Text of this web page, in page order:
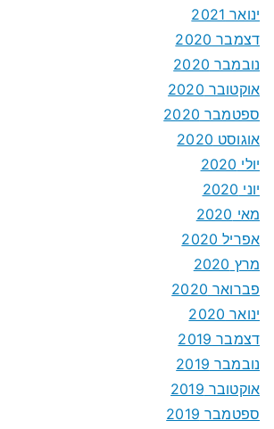
ינואר 2021
דצמבר 2020
נובמבר 2020
אוקטובר 2020
ספטמבר 2020
אוגוסט 2020
יולי 2020
יוני 2020
מאי 2020
אפריל 2020
מרץ 2020
פברואר 2020
ינואר 2020
דצמבר 2019
נובמבר 2019
אוקטובר 2019
ספטמבר 2019